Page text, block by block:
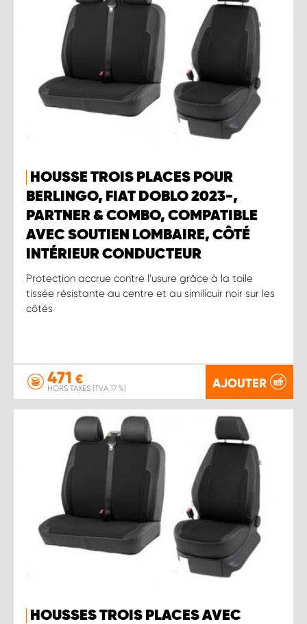
HOUSSE TROIS PLACES POUR
BERLINGO, FIAT DOBLO 2023-,
PARTNER & COMBO, COMPATIBLE
AVEC SOUTIEN LOMBAIRE, CÔTÉ
INTÉRIEUR CONDUCTEUR
Protection accrue contre l’usure grâce à la toile
tissée résistante au centre et au similicuir noir sur les
côtés
471 €
HORS TAXES (TVA 17 %) AJOUTER
HOUSSES TROIS PLACES AVEC